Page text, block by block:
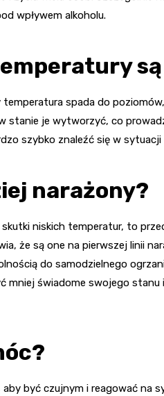
wpływem alkoholu.
spada do
stanie je wytworzyć, co
szybko znaleźć się w sytuacji
narażony?
niskich temperatur, to
że są one na pierwszej linii
do samodzielnego
mniej świadome swojego stanu
być czujnym i reagować na